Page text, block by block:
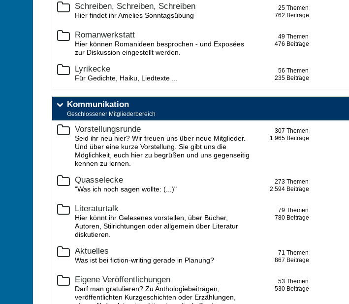
Schreiben, Schreiben, Schreiben
Hier findet ihr Amelies Sonntagsübung
Themen
25
Beiträge
762
Romanwerkstatt
Hier können Romanideen besprochen - und Exposées
zur Diskussion eingestellt werden.
Themen
49
Beiträge
476
Lyrikecke
Für Gedichte, Haiku, Liedtexte ...
Themen
56
Beiträge
235
Kommunikation
Geschlossener Mitgliederbereich
Vorstellungsrunde
Seid ihr neu hier? Wir freuen uns über neue Mitglieder.
Und über eine kurze Vorstellung. Sie gibt uns die
Möglichkeit, euch hier zu begrüßen und uns gegenseitig
kennen zu lernen.
Themen
307
Beiträge
1.965
Quasselecke
"Was ich noch sagen wollte: (...)"
Themen
273
Beiträge
2.594
Literaturtalk
Hier könnt ihr Gelesenes vorstellen, über Bücher,
Autoren, Stilrichtungen oder allgemein über Literatur
diskutieren.
Themen
79
Beiträge
780
Aktuelles
Was ist bei fiction-writing gerade in Planung?
Themen
71
Beiträge
867
Eigene Veröffentlichungen
Darf man gratulieren? Zu Anthologiebeiträgen,
veröffentlichten Kurzgeschichten oder Erzählungen,
Themen
53
Beiträge
530